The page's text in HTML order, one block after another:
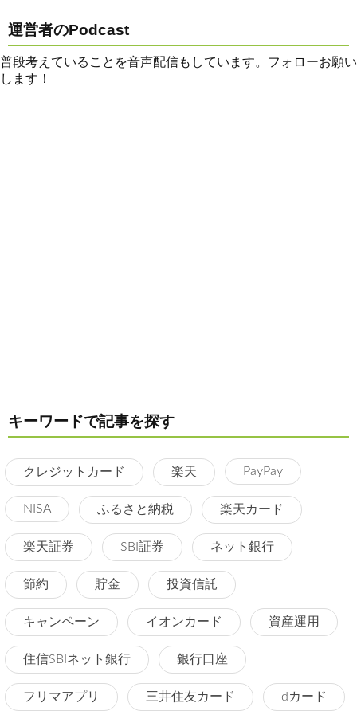
運営者のPodcast
普段考えていることを音声配信もしています。フォローお願い
します！
キーワードで記事を探す
クレジットカード 楽天 PayPay
NISA ふるさと納税 楽天カード
楽天証券 SBI証券 ネット銀行
節約 貯金 投資信託
キャンペーン イオンカード 資産運用
住信SBIネット銀行 銀行口座
フリマアプリ 三井住友カード dカード